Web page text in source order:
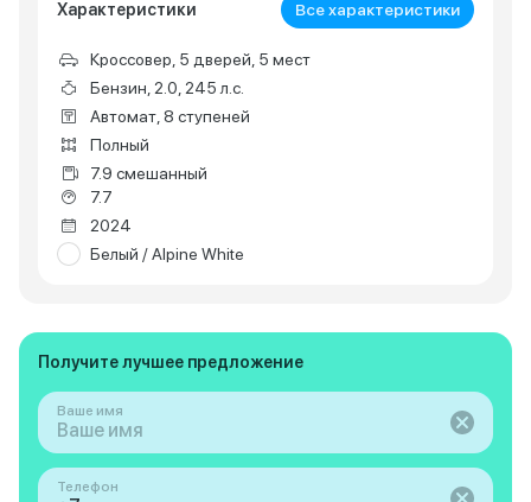
Характеристики Все характеристики
Кроссовер, 5 дверей, 5 мест
Бензин, 2.0, 245 л.с.
Автомат, 8 ступеней
Полный
7.9 смешанный
7.7
2024
Белый / Alpine White
Получите лучшее предложение
Ваше имя
Телефон